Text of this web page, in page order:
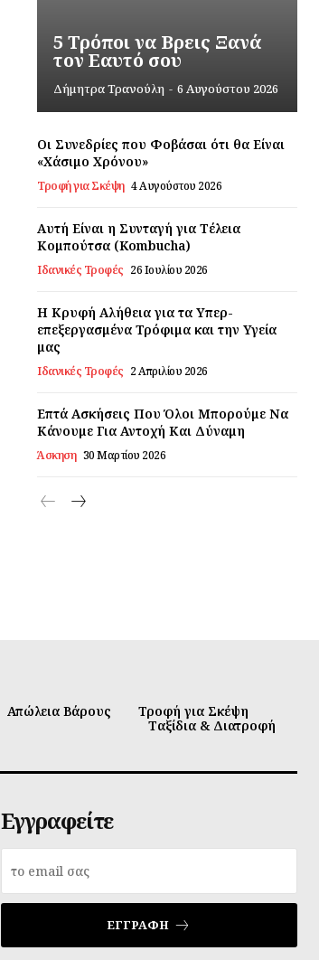
5 Τρόποι να Βρεις Ξανά
τον Εαυτό σου
Δήμητρα Τρανούλη - 6 Αυγούστου 2026
Οι Συνεδρίες που Φοβάσαι ότι θα Είναι
«Χάσιμο Χρόνου»
Τροφή για Σκέψη 4 Αυγούστου 2026
Αυτή Είναι η Συνταγή για Τέλεια
Κομπούτσα (Kombucha)
Ιδανικές Τροφές 26 Ιουλίου 2026
Η Κρυφή Αλήθεια για τα Υπερ-
επεξεργασμένα Τρόφιμα και την Υγεία
μας
Ιδανικές Τροφές 2 Απριλίου 2026
Επτά Ασκήσεις Που Όλοι Μπορούμε Να
Κάνουμε Για Αντοχή Και Δύναμη
Άσκηση 30 Μαρτίου 2026
Απώλεια Βάρους
Τροφή για Σκέψη
Ταξίδια & Διατροφή
Εγγραφείτε
ΕΓΓΡΑΦΉ